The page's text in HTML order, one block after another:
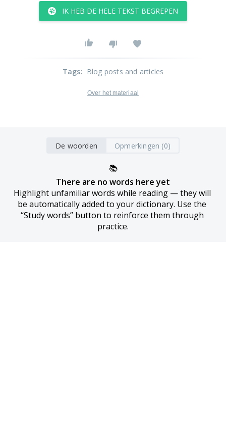
IK HEB DE HELE TEKST BEGREPEN
Tags: Blog posts and articles
Over het materiaal
De woorden Opmerkingen (0)
📚
There are no words here yet
Highlight unfamiliar words while reading — they will
be automatically added to your dictionary. Use the
“Study words” button to reinforce them through
practice.